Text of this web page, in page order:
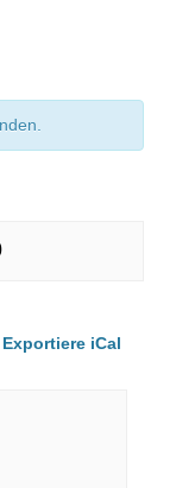
Exportiere iCal